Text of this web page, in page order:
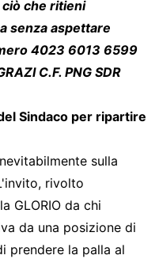
che ritieni
senza aspettare
4023 6013 6599
C.F. PNG SDR
Sindaco per ripartire
sulla
rivolto
GLORIO da chi
da una posizione di
prendere la palla al